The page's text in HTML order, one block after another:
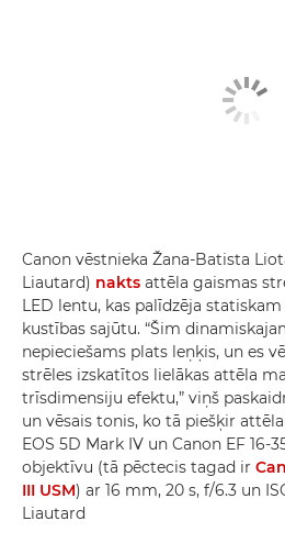
Canon vēstnieka Žana-Batista
Liautard) nakts attēla gaismas
LED lentu, kas palīdzēja
kustības sajūtu. “Šim
nepieciešams plats leņķis, un es
strēles izskatītos lielākas attēla
trīsdimensiju efektu,” viņš
un vēsais tonis, ko tā piešķir
EOS 5D Mark IV un Canon EF 16-
objektīvu (tā pēctecis tagad ir
III USM) ar 16 mm, 20 s, f/6.3 un
Liautard